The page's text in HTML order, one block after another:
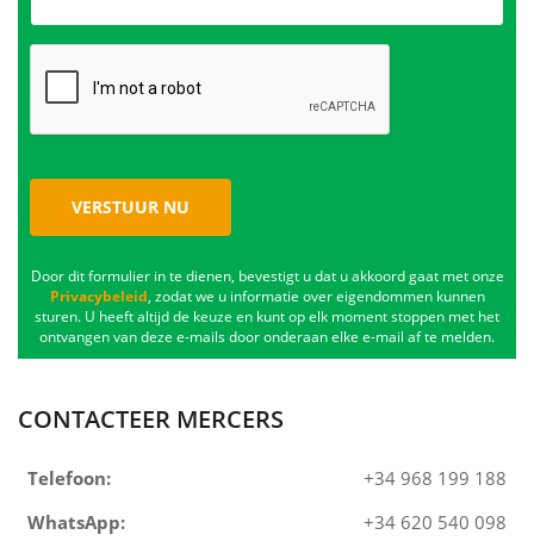
VERSTUUR NU
Door dit formulier in te dienen, bevestigt u dat u akkoord gaat met onze
Privacybeleid, zodat we u informatie over eigendommen kunnen
sturen. U heeft altijd de keuze en kunt op elk moment stoppen met het
ontvangen van deze e-mails door onderaan elke e-mail af te melden.
CONTACTEER MERCERS
Telefoon:
+34 968 199 188
WhatsApp:
+34 620 540 098